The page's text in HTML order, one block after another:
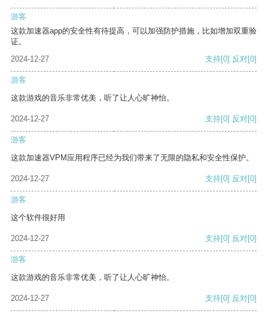
游客
这款加速器app的安全性有待提高，可以加强防护措施，比如增加双重验
证。
2024-12-27
支持[0] 反对[0]
游客
这款游戏的音乐非常优美，听了让人心旷神怡。
2024-12-27 支持[0] 反对[0]
游客
这款加速器VPM应用程序已经为我们带来了无限的隐私和安全性保护。
2024-12-27 支持[0] 反对[0]
游客
这个软件很好用
2024-12-27 支持[0] 反对[0]
游客
这款游戏的音乐非常优美，听了让人心旷神怡。
2024-12-27 支持[0] 反对[0]